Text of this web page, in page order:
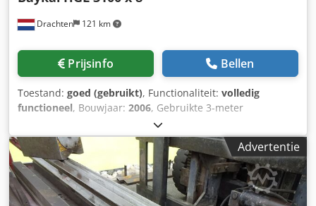
Drachten 121 km
Prijsinfo Bellen
Toestand: goed (gebruikt), Functionaliteit: volledig
functioneel, Bouwjaar: 2006, Gebruikte 3-meter
plaatknipschaar van Baykal Chjdpfxozgt Tbs Acgoa Type:
HGL 3100 x 8 Capaciteit: 3100 x 8 mm (staal) Elektrische
NC-achteraanslag Bouwjaar: 2006
Advertentie